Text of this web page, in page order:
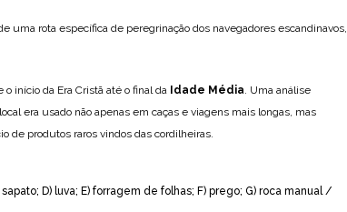
uma rota específica de peregrinação dos navegadores escandinavos,
início da Era Cristã até o final da Idade Média. Uma análise
era usado não apenas em caças e viagens mais longas, mas
de produtos raros vindos das cordilheiras.
D) luva; E) forragem de folhas; F) prego; G) roca manual /